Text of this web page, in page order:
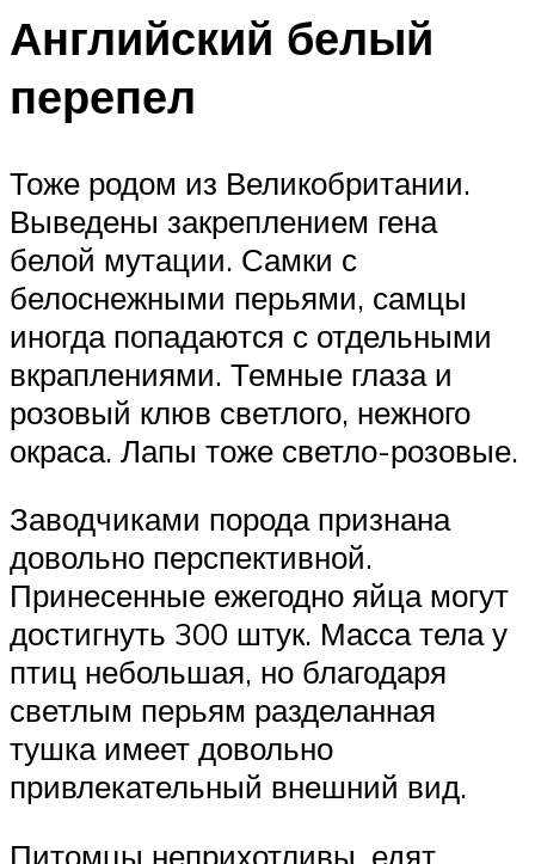
Английский белый
перепел
Тоже родом из Великобритании.
Выведены закреплением гена
белой мутации. Самки с
белоснежными перьями, самцы
иногда попадаются с отдельными
вкраплениями. Темные глаза и
розовый клюв светлого, нежного
окраса. Лапы тоже светло-розовые.
Заводчиками порода признана
довольно перспективной.
Принесенные ежегодно яйца могут
достигнуть 300 штук. Масса тела у
птиц небольшая, но благодаря
светлым перьям разделанная
тушка имеет довольно
привлекательный внешний вид.
Питомцы неприхотливы, едят